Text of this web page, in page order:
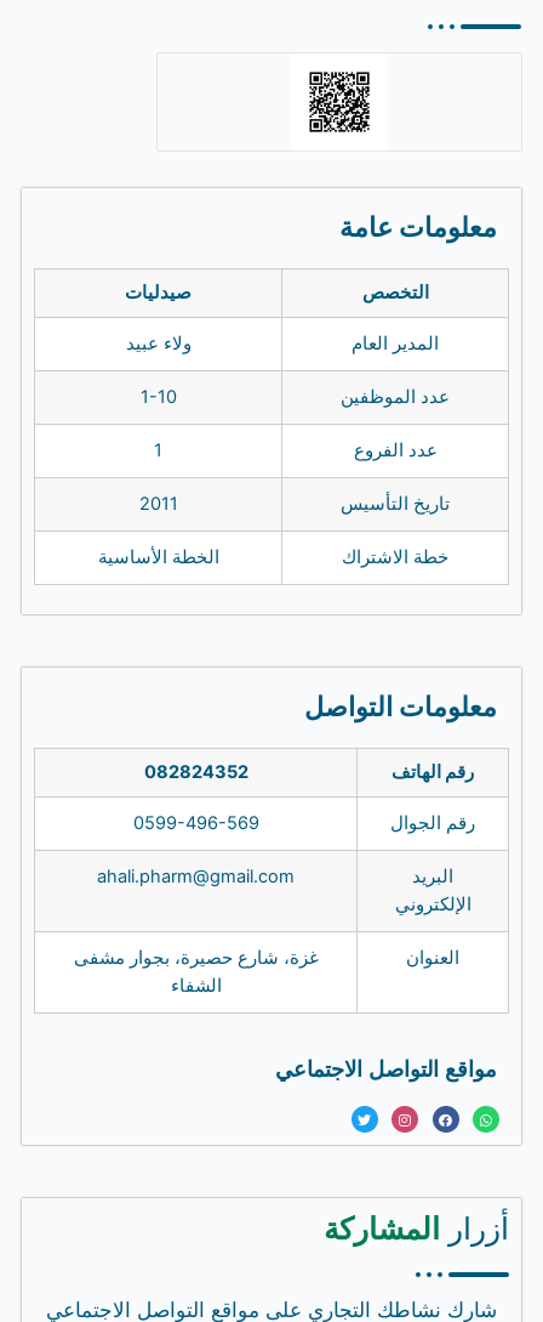
معلومات عامة
التخصص صيدليات
المدير العام ولاء عبيد
عدد الموظفين 1-10
عدد الفروع 1
تاريخ التأسيس 2011
خطة الاشتراك الخطة الأساسية
معلومات التواصل
رقم الهاتف 082824352
رقم الجوال 0599-496-569
البريد
الإلكتروني
ahali.pharm@gmail.com
العنوان
غزة، شارع حصيرة، بجوار مشفى
الشفاء
مواقع التواصل الاجتماعي
W
h
a
t
F
a
c
e
I
n
s
t
T
w
t
أزرار المشاركة
شارك نشاطك التجاري على مواقع التواصل الاجتماعي